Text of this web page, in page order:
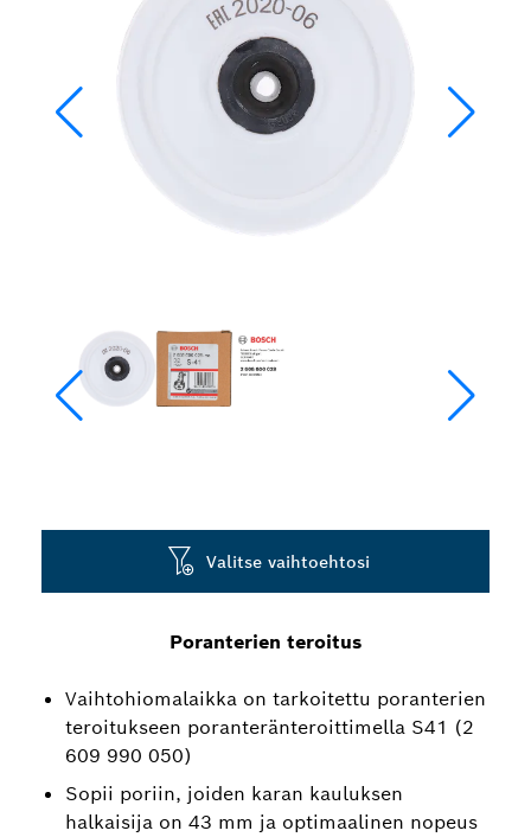
Poranterien teroitus
Vaihtohiomalaikka on tarkoitettu poranterien
teroitukseen poranteränteroittimella S41 (2
609 990 050)
Sopii poriin, joiden karan kauluksen
halkaisija on 43 mm ja optimaalinen nopeus
Valitse vaihtoehtosi